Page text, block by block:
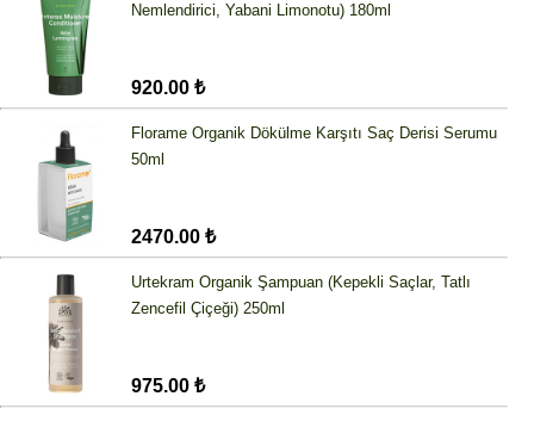
Nemlendirici, Yabani Limonotu) 180ml
920.00 ₺
Florame Organik Dökülme Karşıtı Saç Derisi Serumu
50ml
2470.00 ₺
Urtekram Organik Şampuan (Kepekli Saçlar, Tatlı
Zencefil Çiçeği) 250ml
975.00 ₺